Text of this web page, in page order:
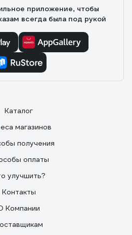
приложение, чтобы
всегда была под рукой
Каталог
магазинов
получения
оплаты
улучшить?
Контакты
Компании